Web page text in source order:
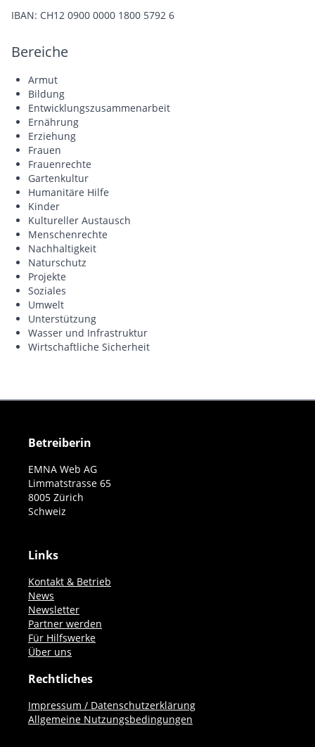
IBAN: CH12 0900 0000 1800 5792 6
Bereiche
Armut
Bildung
Entwicklungszusammenarbeit
Ernährung
Erziehung
Frauen
Frauenrechte
Gartenkultur
Humanitäre Hilfe
Kinder
Kultureller Austausch
Menschenrechte
Nachhaltigkeit
Naturschutz
Projekte
Soziales
Umwelt
Unterstützung
Wasser und Infrastruktur
Wirtschaftliche Sicherheit
Betreiberin
EMNA Web AG
Limmatstrasse 65
8005 Zürich
Schweiz
Links
Kontakt & Betrieb
News
Newsletter
Partner werden
Für Hilfswerke
Über uns
Rechtliches
Impressum / Datenschutzerklärung
Allgemeine Nutzungsbedingungen